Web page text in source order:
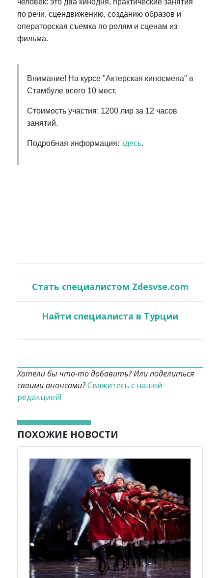
по речи, сцендвижению, созданию образов и
операторская съемка по ролям и сценам из
фильма.
Внимание! На курсе "Актерская киносмена" в
Стамбуле всего 10 мест.
Стоимость участия: 1200 лир за 12 часов
занятий.
Подробная информация: здесь.
Стать специалистом Zdesvse.com
Найти специалиста в Турции
Хотели бы что-то добавить? Или поделиться
своими анонсами?Свяжитесь с нашей
редакцией!
ПОХОЖИЕ НОВОСТИ